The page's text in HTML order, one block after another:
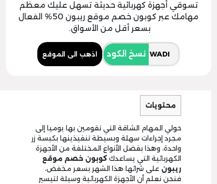
تسوقي أجهزة كهربائية حديثة تسهل عليك معظم
مهامك عبر كوبون خصم موقع ريبون 50% الفعال
بسعر أقل من الأسواق.
نسخ الكود اذهب الى الموقع
محتويات
حولي المهام الشاقة التي تقومين بها يوميا إلى
مجرد إجراءات سهلة وبسيطة تنفيذينها بكبسة زر
واحدة، وهذا بفضل الأنواع المختلفة من الأجهزة
الكهربائية التي يساعدك كوبون خصم موقع
ريبون على شرائها هذا الشهر بسعر مخفض،
فنحن نعلم أن الأجهزة الكهربائية وسيلة لتيسير